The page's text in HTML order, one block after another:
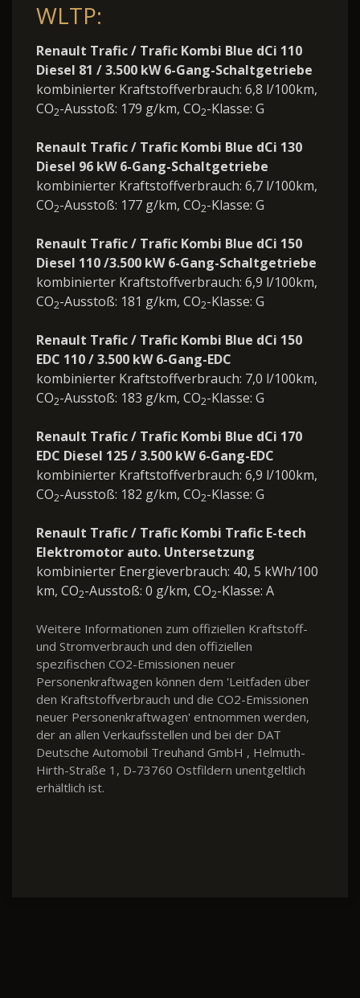
WLTP:
Renault Trafic / Trafic Kombi Blue dCi 110
Diesel 81 / 3.500 kW 6-Gang-Schaltgetriebe
kombinierter Kraftstoffverbrauch: 6,8 l/100km,
CO2-Ausstoß: 179 g/km, CO2-Klasse: G
Renault Trafic / Trafic Kombi Blue dCi 130
Diesel 96 kW 6-Gang-Schaltgetriebe
kombinierter Kraftstoffverbrauch: 6,7 l/100km,
CO2-Ausstoß: 177 g/km, CO2-Klasse: G
Renault Trafic / Trafic Kombi Blue dCi 150
Diesel 110 /3.500 kW 6-Gang-Schaltgetriebe
kombinierter Kraftstoffverbrauch: 6,9 l/100km,
CO2-Ausstoß: 181 g/km, CO2-Klasse: G
Renault Trafic / Trafic Kombi Blue dCi 150
EDC 110 / 3.500 kW 6-Gang-EDC
kombinierter Kraftstoffverbrauch: 7,0 l/100km,
CO2-Ausstoß: 183 g/km, CO2-Klasse: G
Renault Trafic / Trafic Kombi Blue dCi 170
EDC Diesel 125 / 3.500 kW 6-Gang-EDC
kombinierter Kraftstoffverbrauch: 6,9 l/100km,
CO2-Ausstoß: 182 g/km, CO2-Klasse: G
Renault Trafic / Trafic Kombi Trafic E-tech
Elektromotor auto. Untersetzung
kombinierter Energieverbrauch: 40, 5 kWh/100
km, CO2-Ausstoß: 0 g/km, CO2-Klasse: A
Weitere Informationen zum offiziellen Kraftstoff-
und Stromverbrauch und den offiziellen
spezifischen CO2-Emissionen neuer
Personenkraftwagen können dem 'Leitfaden über
den Kraftstoffverbrauch und die CO2-Emissionen
neuer Personenkraftwagen' entnommen werden,
der an allen Verkaufsstellen und bei der DAT
Deutsche Automobil Treuhand GmbH , Helmuth-
Hirth-Straße 1, D-73760 Ostfildern unentgeltlich
erhältlich ist.